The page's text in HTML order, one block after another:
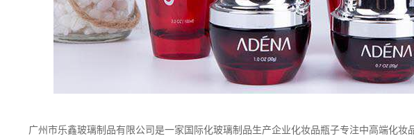
广州市乐鑫玻璃制品有限公司是一家国际化玻璃制品生产企业化妆品瓶子专注中高端化妆